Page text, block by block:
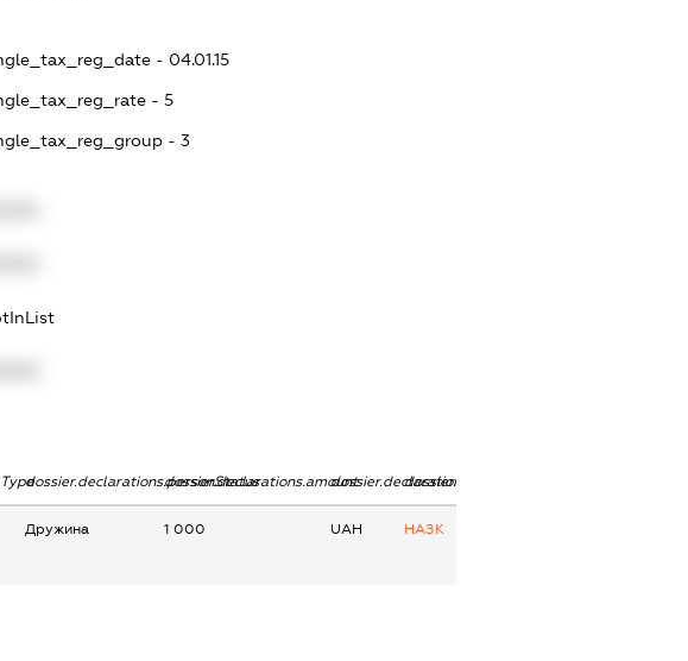
- 04.01.15
- 5
- 3
dossier.declarations.personStatusdossier.declarations.amountdossier.declarations.currency
dossier.declarations.source
Дружина 1 000 UAH НАЗК